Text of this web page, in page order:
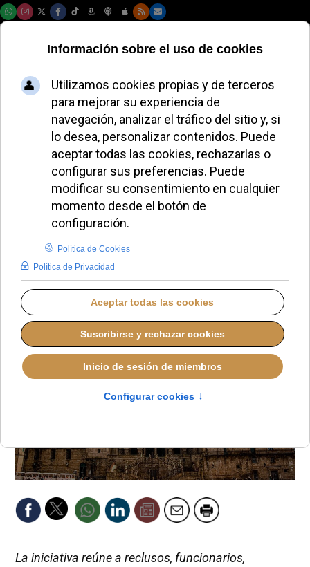
La Pastoral
Penitenciaria
organiza el Camino
de Santiago con 289
participantes
La iniciativa reúne a reclusos, funcionarios,